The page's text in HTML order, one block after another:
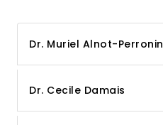
Dr. Muriel Alnot-Perronin
Dr. Cecile Damais